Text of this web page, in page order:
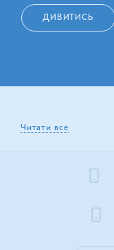
ДИВИТИСЬ
Читати все